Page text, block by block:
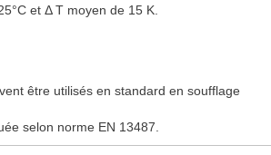
et Δ T moyen de 15 K.
être utilisés en standard en soufflage
selon norme EN 13487.